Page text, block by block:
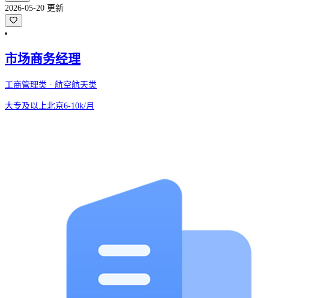
2026-05-20 更新
市场商务经理
工商管理类 · 航空航天类
大专及以上北京6-10k/月